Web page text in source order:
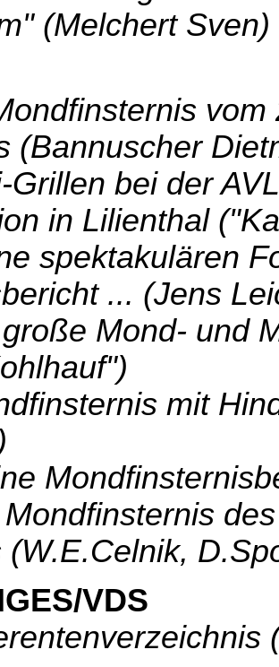
(Melchert Sven)
(Bannuscher
Grillen bei der
in Lilienthal
spektakulären
... (Jens
Mond- und
mit
(W.E.Celnik,
VDS